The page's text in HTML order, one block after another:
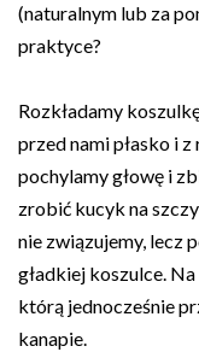
(naturalnym lub za
praktyce?
Rozkładamy
przed nami płasko i
pochylamy głowę i
zrobić kucyk na
nie związujemy, lecz
gładkiej koszulce.
którą jednocześnie
kanapie.